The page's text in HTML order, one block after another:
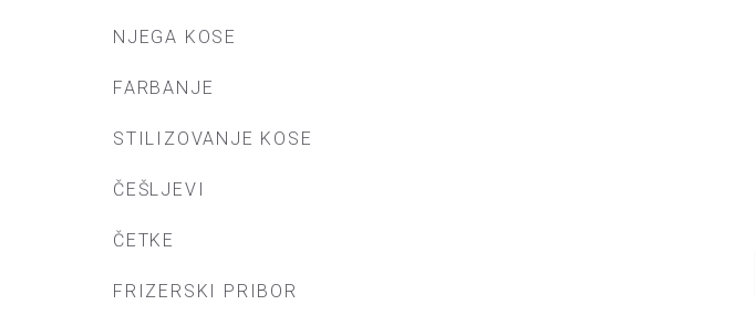
NJEGA KOSE
FARBANJE
STILIZOVANJE KOSE
ČEŠLJEVI
ČETKE
FRIZERSKI PRIBOR